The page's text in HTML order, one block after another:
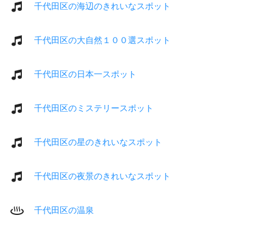
千代田区の海辺のきれいなスポット
千代田区の大自然１００選スポット
千代田区の日本一スポット
千代田区のミステリースポット
千代田区の星のきれいなスポット
千代田区の夜景のきれいなスポット
千代田区の温泉